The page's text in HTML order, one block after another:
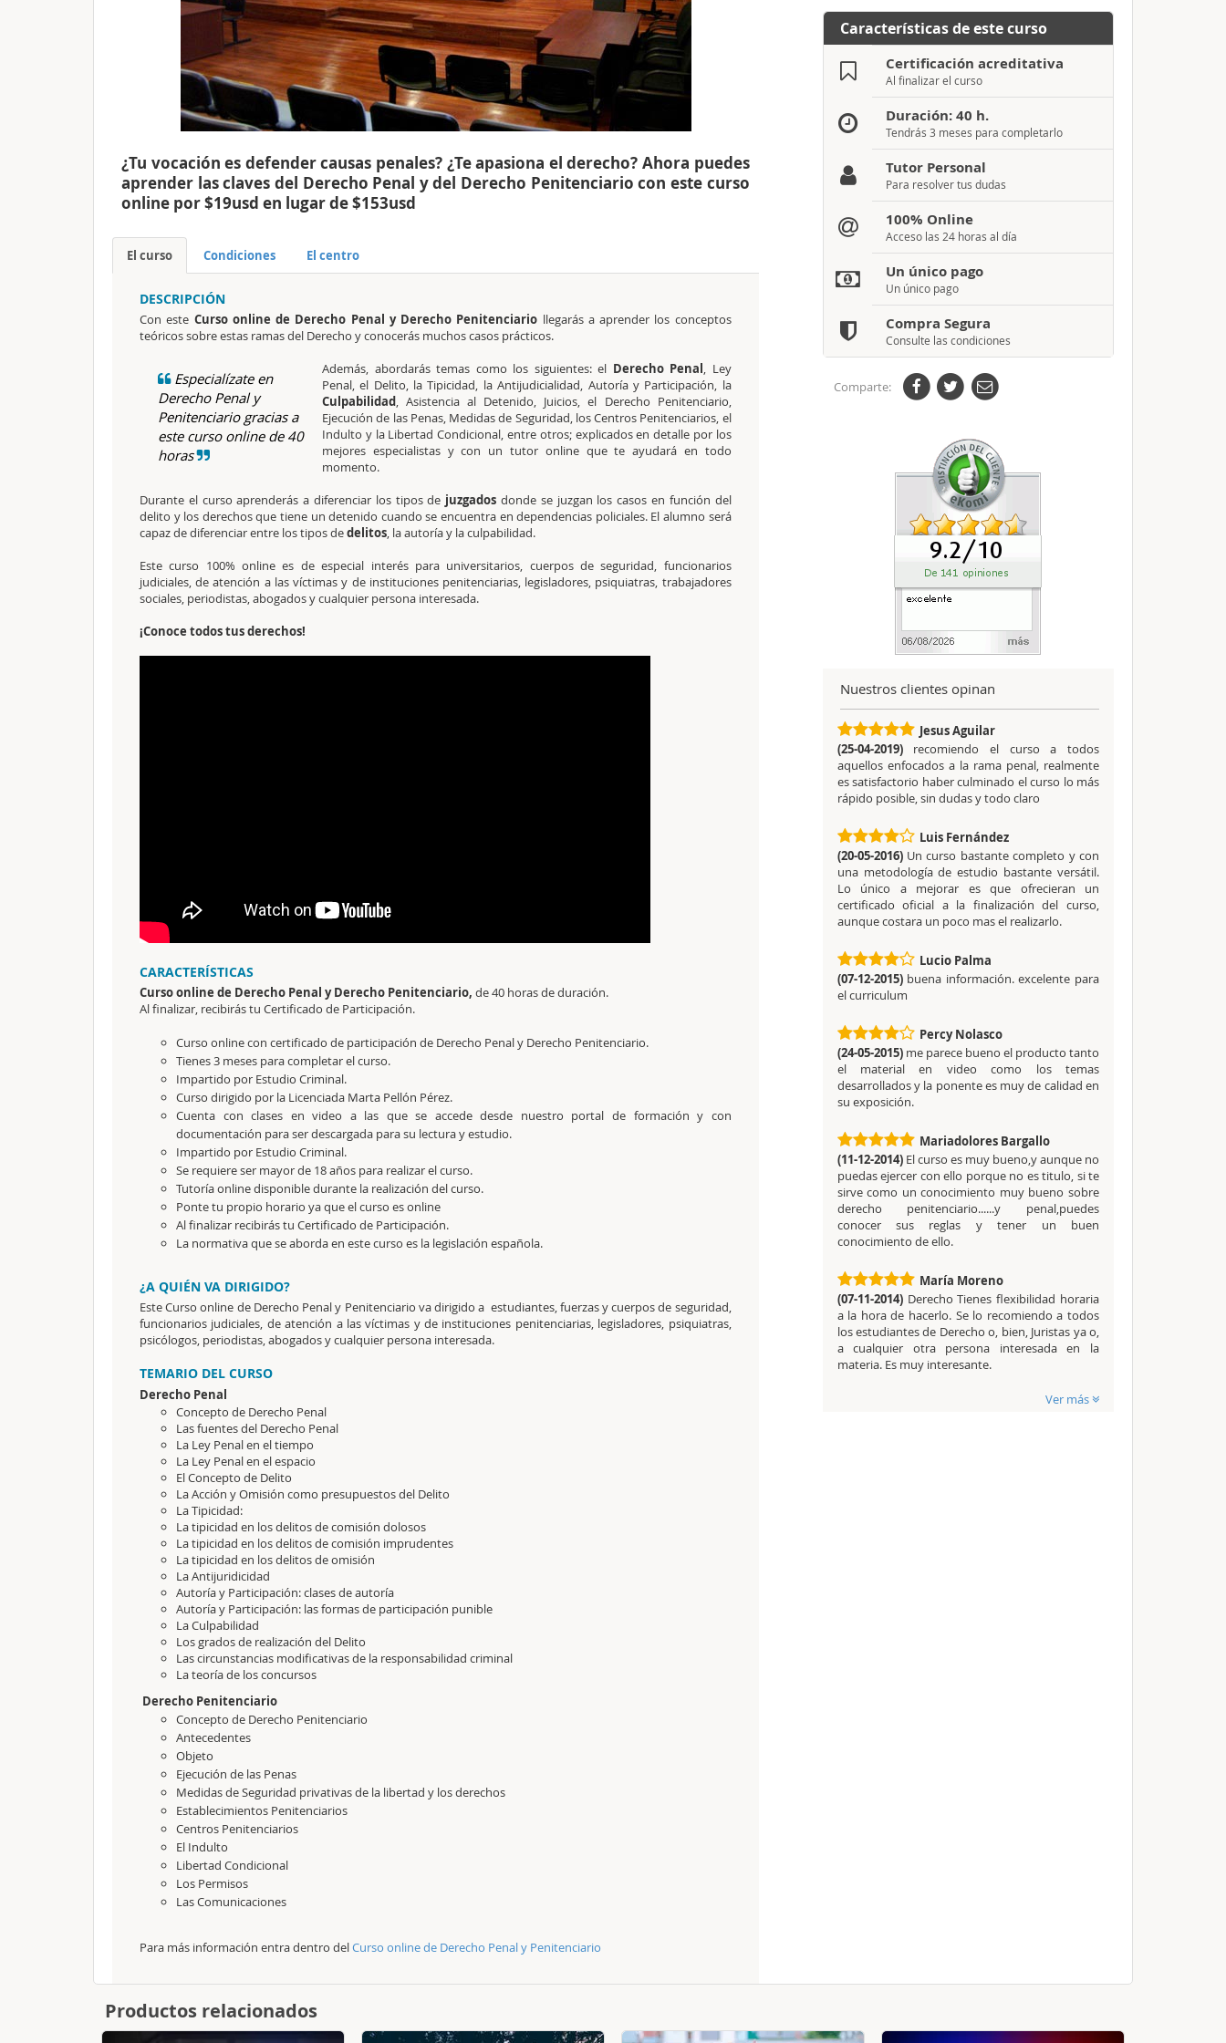
¿Tu vocación es defender causas penales? ¿Te apasiona el derecho? Ahora puedes
aprender las claves del Derecho Penal y del Derecho Penitenciario con este curso
online por $19usd en lugar de $153usd
El curso Condiciones El centro
DESCRIPCIÓN
Con este Curso online de Derecho Penal y Derecho Penitenciario llegarás a aprender los conceptos
teóricos sobre estas ramas del Derecho y conocerás muchos casos prácticos.
Especialízate en
Derecho Penal y
Penitenciario gracias a
este curso online de 40
horas
Además, abordarás temas como los siguientes: el Derecho Penal, Ley
Penal, el Delito, la Tipicidad, la Antijudicialidad, Autoría y Participación, la
Culpabilidad, Asistencia al Detenido, Juicios, el Derecho Penitenciario,
Ejecución de las Penas, Medidas de Seguridad, los Centros Penitenciarios, el
Indulto y la Libertad Condicional, entre otros; explicados en detalle por los
mejores especialistas y con un tutor online que te ayudará en todo
momento.
Durante el curso aprenderás a diferenciar los tipos de juzgados donde se juzgan los casos en función del
delito y los derechos que tiene un detenido cuando se encuentra en dependencias policiales. El alumno será
capaz de diferenciar entre los tipos dedelitos, la autoría y la culpabilidad.
Este curso 100% online es de especial interés para universitarios, cuerpos de seguridad, funcionarios
judiciales, de atención a las víctimas y de instituciones penitenciarias, legisladores, psiquiatras, trabajadores
sociales, periodistas, abogados y cualquier persona interesada.
¡Conoce todos tus derechos!
CARACTERÍSTICAS
Curso online de Derecho Penal y Derecho Penitenciario, de 40 horas de duración.
Al finalizar, recibirás tu Certificado de Participación.
Curso online con certificado de participación de Derecho Penal y Derecho Penitenciario.
Tienes 3 meses para completar el curso.
Impartido por Estudio Criminal.
Curso dirigido por la Licenciada Marta Pellón Pérez.
Cuenta con clases en video a las que se accede desde nuestro portal de formación y con
documentación para ser descargada para su lectura y estudio.
Impartido por Estudio Criminal.
Se requiere ser mayor de 18 años para realizar el curso.
Tutoría online disponible durante la realización del curso.
Ponte tu propio horario ya que el curso es online
Al finalizar recibirás tu Certificado de Participación.
La normativa que se aborda en este curso es la legislación española.
¿A QUIÉN VA DIRIGIDO?
Este Curso online de Derecho Penal y Penitenciario va dirigido a estudiantes, fuerzas y cuerpos de seguridad,
funcionarios judiciales, de atención a las víctimas y de instituciones penitenciarias, legisladores, psiquiatras,
psicólogos, periodistas, abogados y cualquier persona interesada.
TEMARIO DEL CURSO
Derecho Penal
Concepto de Derecho Penal
Las fuentes del Derecho Penal
La Ley Penal en el tiempo
La Ley Penal en el espacio
El Concepto de Delito
La Acción y Omisión como presupuestos del Delito
La Tipicidad:
La tipicidad en los delitos de comisión dolosos
La tipicidad en los delitos de comisión imprudentes
La tipicidad en los delitos de omisión
La Antijuridicidad
Autoría y Participación: clases de autoría
Autoría y Participación: las formas de participación punible
La Culpabilidad
Los grados de realización del Delito
Las circunstancias modificativas de la responsabilidad criminal
La teoría de los concursos
Derecho Penitenciario
Concepto de Derecho Penitenciario
Antecedentes
Objeto
Ejecución de las Penas
Medidas de Seguridad privativas de la libertad y los derechos
Establecimientos Penitenciarios
Centros Penitenciarios
El Indulto
Libertad Condicional
Los Permisos
Las Comunicaciones
Para más información entra dentro delCurso online de Derecho Penal y Penitenciario
Características de este curso
Certificación acreditativa
Al finalizar el curso
Duración: 40 h.
Tendrás 3 meses para completarlo
Tutor Personal
Para resolver tus dudas
100% Online
Acceso las 24 horas al día
Un único pago
Un único pago
Compra Segura
Consulte las condiciones
Comparte:
Nuestros clientes opinan
Jesus Aguilar
(25-04-2019)
recomiendo el curso a todos
aquellos enfocados a la rama penal, realmente
es satisfactorio haber culminado el curso lo más
rápido posible, sin dudas y todo claro
Luis Fernández
(20-05-2016) Un curso bastante completo y con
una metodología de estudio bastante versátil.
Lo único a mejorar es que ofrecieran un
certificado oficial a la finalización del curso,
aunque costara un poco mas el realizarlo.
Lucio Palma
(07-12-2015) buena información. excelente para
el curriculum
Percy Nolasco
(24-05-2015) me parece bueno el producto tanto
el material en video como los temas
desarrollados y la ponente es muy de calidad en
su exposición.
Mariadolores Bargallo
(11-12-2014) El curso es muy bueno,y aunque no
puedas ejercer con ello porque no es titulo, si te
sirve como un conocimiento muy bueno sobre
derecho penitenciario......y penal,puedes
conocer sus reglas y tener un buen
conocimiento de ello.
María Moreno
(07-11-2014) Derecho Tienes flexibilidad horaria
a la hora de hacerlo. Se lo recomiendo a todos
los estudiantes de Derecho o, bien, Juristas ya o,
a cualquier otra persona interesada en la
materia. Es muy interesante.
Ver más
Productos relacionados